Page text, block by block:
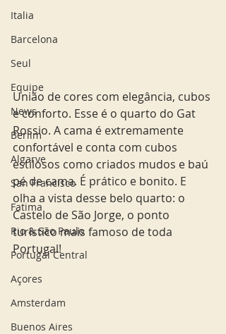
Italia
Barcelona
Seul
Equipe
News
Berlim
Algarve
San Francisco
Fatima
Rio & São Paulo
Portugal Central
Açores
Amsterdam
Buenos Aires
União de cores com elegância, cubos
e conforto. Esse é o quarto do Gat
Rossio. A cama é extremamente
confortável e conta com cubos
estilosos como criados mudos e baú
pé de cama. É prático e bonito. E
olha a vista desse belo quarto: o
Castelo de São Jorge, o ponto
turístico mais famoso de toda
Portugal!